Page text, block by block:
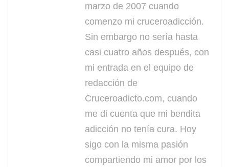
marzo de 2007 cuando
comenzo mi cruceroadicción.
Sin embargo no sería hasta
casi cuatro años después, con
mi entrada en el equipo de
redacción de
Cruceroadicto.com, cuando
me di cuenta que mi bendita
adicción no tenía cura. Hoy
sigo con la misma pasión
compartiendo mi amor por los